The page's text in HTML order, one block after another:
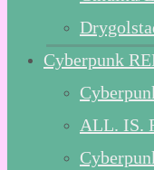
Cyberpunk
ALL. IS.